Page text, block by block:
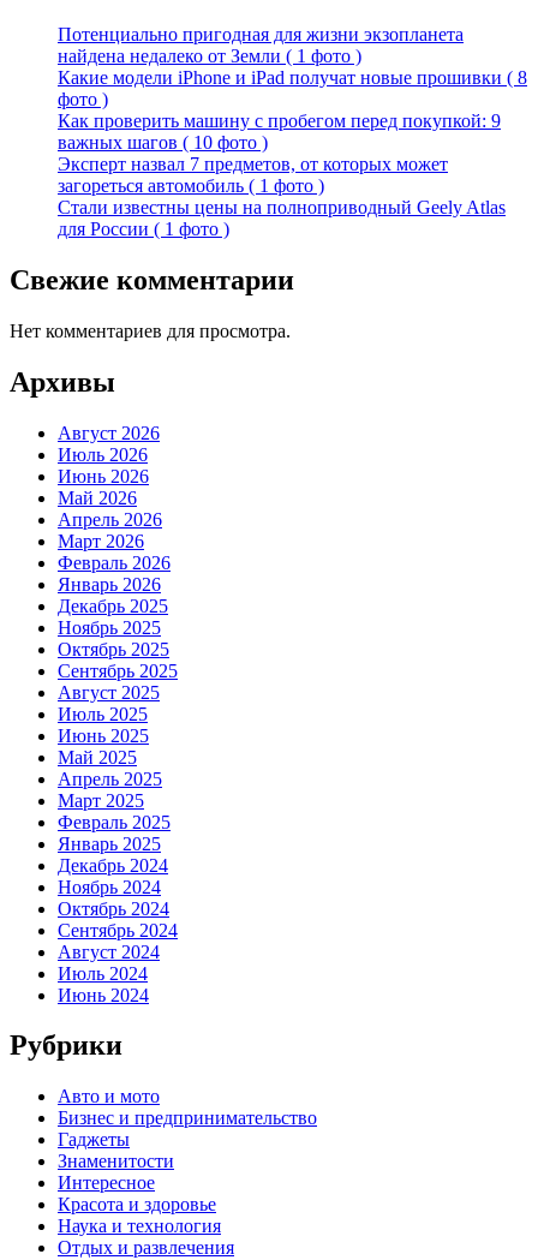
Потенциально пригодная для жизни экзопланета
найдена недалеко от Земли ( 1 фото )
Какие модели iPhone и iPad получат новые прошивки ( 8
фото )
Как проверить машину с пробегом перед покупкой: 9
важных шагов ( 10 фото )
Эксперт назвал 7 предметов, от которых может
загореться автомобиль ( 1 фото )
Стали известны цены на полноприводный Geely Atlas
для России ( 1 фото )
Свежие комментарии
Нет комментариев для просмотра.
Архивы
Август 2026
Июль 2026
Июнь 2026
Май 2026
Апрель 2026
Март 2026
Февраль 2026
Январь 2026
Декабрь 2025
Ноябрь 2025
Октябрь 2025
Сентябрь 2025
Август 2025
Июль 2025
Июнь 2025
Май 2025
Апрель 2025
Март 2025
Февраль 2025
Январь 2025
Декабрь 2024
Ноябрь 2024
Октябрь 2024
Сентябрь 2024
Август 2024
Июль 2024
Июнь 2024
Рубрики
Авто и мото
Бизнес и предпринимательство
Гаджеты
Знаменитости
Интересное
Красота и здоровье
Наука и технология
Отдых и развлечения